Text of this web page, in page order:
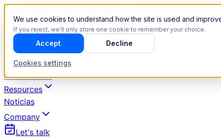
We use cookies to understand how the site is used and
If you reject, we'll only store one cookie to remember your choice.
Cookies settings
Accept Decline
Resources
Noticias
Company
Let's talk